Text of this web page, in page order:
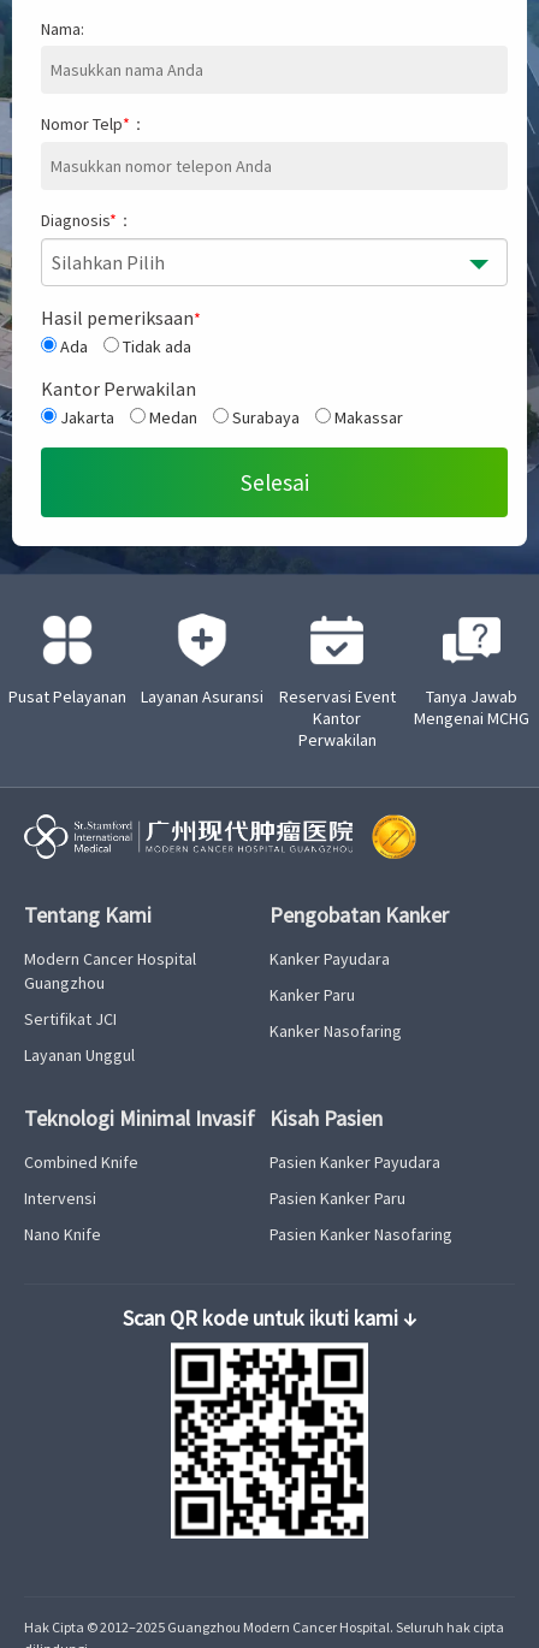
Nama:
Nomor Telp* ：
Diagnosis* ：
Silahkan Pilih
Hasil pemeriksaan*
Ada
Tidak ada
Kantor Perwakilan
Jakarta Medan Surabaya Makassar
Pusat Pelayanan Layanan Asuransi
Reservasi Event
Kantor
Perwakilan
Tanya Jawab
Mengenai MCHG
Tentang Kami
Modern Cancer Hospital
Guangzhou
Sertifikat JCI
Layanan Unggul
Pengobatan Kanker
Kanker Payudara
Kanker Paru
Kanker Nasofaring
Teknologi Minimal Invasif
Combined Knife
Intervensi
Nano Knife
Kisah Pasien
Pasien Kanker Payudara
Pasien Kanker Paru
Pasien Kanker Nasofaring
Hak Cipta © 2012–2025 Guangzhou Modern Cancer Hospital. Seluruh hak cipta